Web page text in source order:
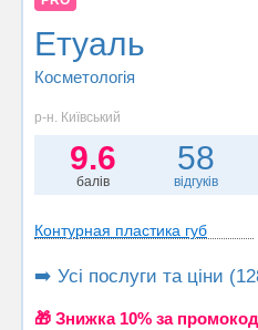
Етуаль
Косметологія
р-н. Київський
9.6
балів
58
відгуків
Контурная пластика губ
➡️ Усі послуги та ціни
🎁 Знижка 10% за